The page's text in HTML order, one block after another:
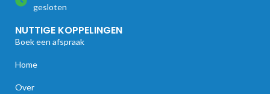
gesloten
NUTTIGE KOPPELINGEN
Boek een afspraak
Home
Over